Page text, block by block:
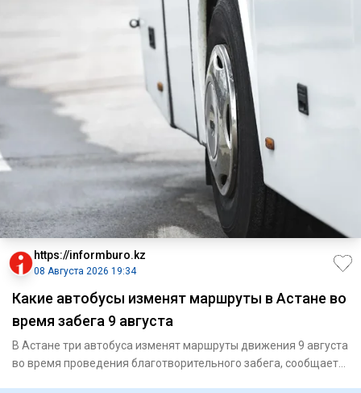
https://informburo.kz
08 Августа 2026 19:34
Какие автобусы изменят маршруты в Астане во
время забега 9 августа
В Астане три автобуса изменят маршруты движения 9 августа
во время проведения благотворительного забега, сообщает